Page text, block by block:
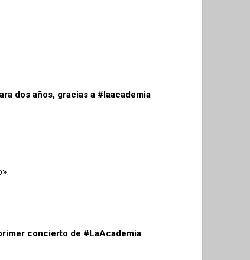
dos años, gracias a #laacademia
concierto de #LaAcademia